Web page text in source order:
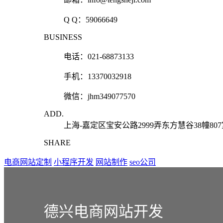
Q Q： 59066649
BUSINESS
电话：021-68873133
手机：13370032918
微信：jhm349077570
ADD.
上海-嘉定区宝安公路2999弄东方慧谷38幢
SHARE
电商网站定制 小程序开发 网站制作 seo公司
德兴电商网站开发